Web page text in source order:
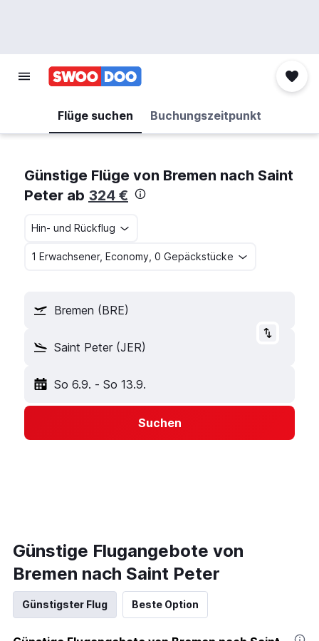
Flüge suchen Buchungszeitpunkt
Günstige Flüge von Bremen nach Saint
Peter ab 324 €
Hin- und Rückflug
1 Erwachsener, Economy, 0 Gepäckstücke
Bremen (BRE)
Saint Peter (JER)
So 6.9. - So 13.9.
Suchen
Günstige Flugangebote von
Bremen nach Saint Peter
Günstigster Flug Beste Option